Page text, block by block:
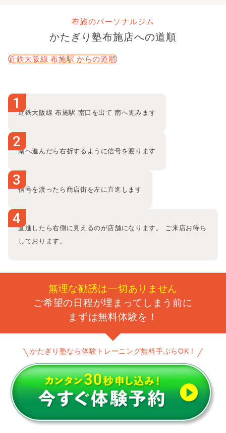
あなたの「こうなりたい」を本気でサポートします。布施
店でお待ちしております！
布施のパーソナルジム
かたぎり塾布施店への道順
近鉄大阪線 布施駅 からの道順
1
近鉄大阪線 布施駅 南口を出て 南へ進みます
2
南へ進んだら右折するように信号を渡ります
3
信号を渡ったら商店街を左に直進します
4
直進したら右側に見えるのが店舗になります。 ご来店お待ち
しております。
無理な勧誘は一切ありません
ご希望の日程が埋まってしまう前に
まずは無料体験を！
かたぎり塾なら体験トレーニング無料手ぶらOK！